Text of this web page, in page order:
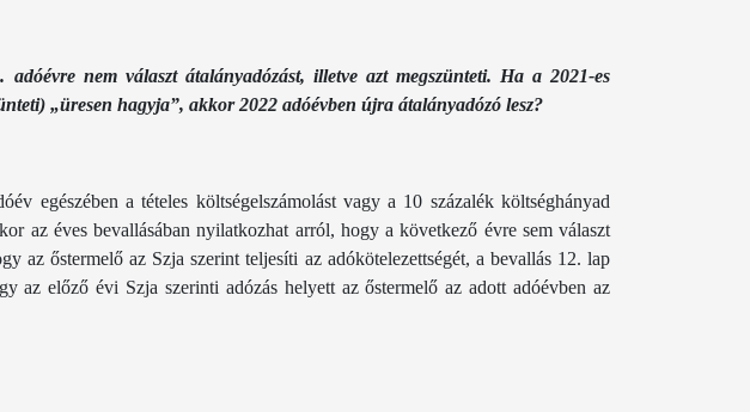
nem választ átalányadózást, illetve azt megszünteti. Ha a 2021-es
„üresen hagyja”, akkor 2022 adóévben újra átalányadózó lesz?
egészében a tételes költségelszámolást vagy a 10 százalék költséghányad
az éves bevallásában nyilatkozhat arról, hogy a következő évre sem választ
az őstermelő az Szja szerint teljesíti az adókötelezettségét, a bevallás 12. lap
az előző évi Szja szerinti adózás helyett az őstermelő az adott adóévben az